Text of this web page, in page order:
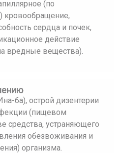
(по
кровообращение,
сердца и почек,
действие
вредные вещества).
ба), острой дизентерии
(пищевом
средства, устраняющего
обезвоживания и
организма.